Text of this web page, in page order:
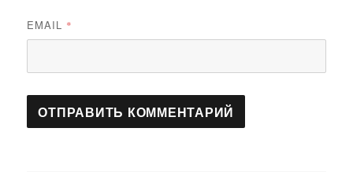
EMAIL *